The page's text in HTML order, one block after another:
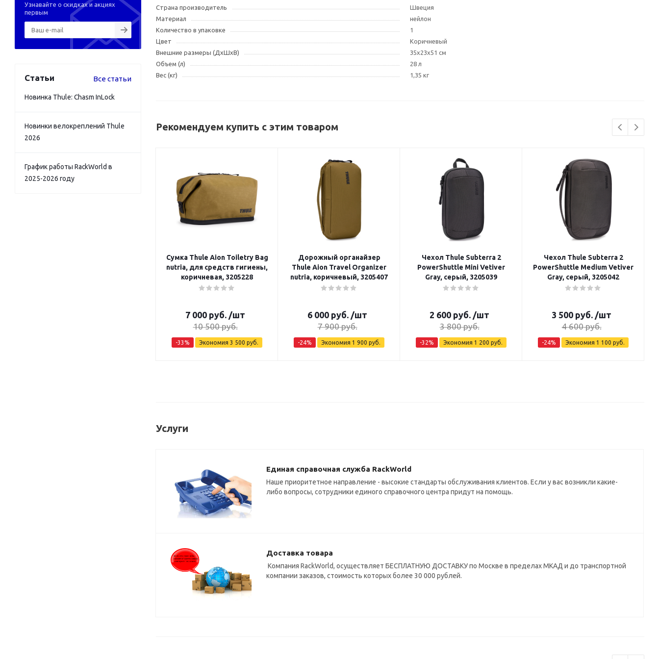
Страна производитель
Швеция
Материал
нейлон
Количество в упаковке
1
Цвет
Коричневый
Внешние размеры (ДxШxВ)
35x23x51 см
Объем (л)
28 л
Вес (кг)
1,35 кг
Рекомендуем купить с этим товаром
Сумка Thule Aion Toiletry Bag
nutria, для средств гигиены,
коричневая, 3205228
7 000 руб. /шт
10 500руб.
-33 % Экономия 3 500 руб.
Дорожный органайзер
Thule Aion Travel Organizer
nutria, коричневый, 3205407
6 000 руб. /шт
7 900руб.
-24% Экономия 1 900 руб.
Чехол Thule Subterra 2
PowerShuttle Mini Vetiver
Gray, серый, 3205039
2 600 руб. /шт
3 800руб.
-32% Экономия 1 200 руб.
Чехол Thule Subterra 2
PowerShuttle Medium Vetiver
Gray, серый, 3205042
3 500 руб. /шт
4 600руб.
-24% Экономия 1 100 руб.
Услуги
Единая справочная служба RackWorld
Наше приоритетное направление - высокие стандарты обслуживания клиентов. Если у вас возникли какие-
либо вопросы, сотрудники единого справочного центра придут на помощь.
Доставка товара
Компания RackWorld, осуществляет БЕСПЛАТНУЮ ДОСТАВКУ по Москве в пределах МКАД и до транспортной
компании заказов, стоимость которых более 30 000 рублей.
Узнавайте о скидках и акциях
первым
Статьи Все статьи
Новинка Thule: Chasm InLock
Новинки велокреплений Thule
2026
График работы RackWorld в
2025-2026 году